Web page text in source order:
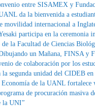
entre SISAMEX y
da la bienvenida a
movilidad internacional a
participa en la ceremonia
la Facultad de Ciencias
un Mañana, FINSA y
de colaboración por los
la segunda unidad del CIDEB en
Economía de la UANL fortalece
de procuración masiva
la UNI”